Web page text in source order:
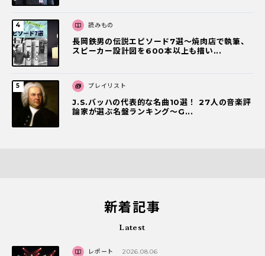
読みもの
長岡鉄男の伝説エピソード7選〜焼肉店で執筆、
スピーカー設計図を600本以上も描い...
プレイリスト
J.S.バッハの代表的な名曲10選！ 27人の音楽評
論家が選ぶ名盤ランキング〜G...
新着記事
Latest
レポート 2026.08.06